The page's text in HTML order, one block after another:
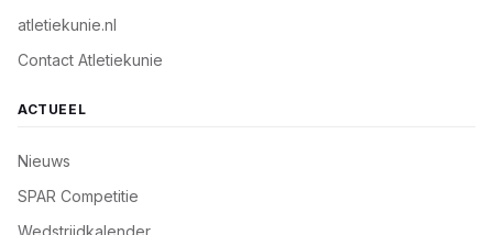
atletiekunie.nl
Contact Atletiekunie
ACTUEEL
Nieuws
SPAR Competitie
Wedstrijdkalender